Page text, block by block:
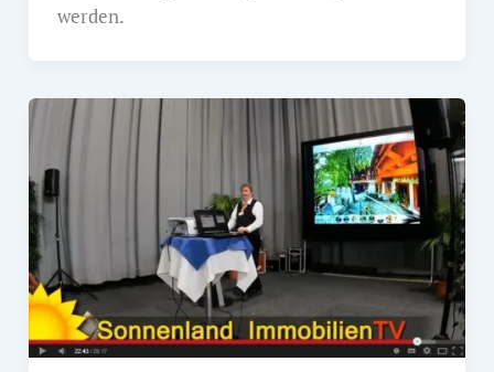
werden.